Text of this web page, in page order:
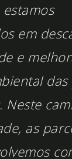
em
e
Neste
as